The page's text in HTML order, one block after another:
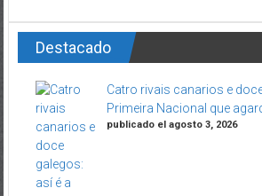
Destacado
Catro rivais canarios e
Primeira Nacional que
publicado el agosto 3, 2026